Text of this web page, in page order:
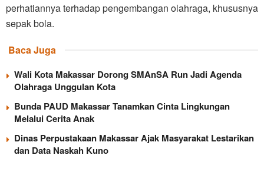
perhatiannya terhadap pengembangan olahraga, khususnya
sepak bola.
Baca Juga
Wali Kota Makassar Dorong SMAnSA Run Jadi Agenda
Olahraga Unggulan Kota
Bunda PAUD Makassar Tanamkan Cinta Lingkungan
Melalui Cerita Anak
Dinas Perpustakaan Makassar Ajak Masyarakat Lestarikan
dan Data Naskah Kuno